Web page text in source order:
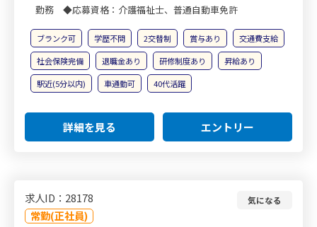
勤務 ◆応募資格：介護福祉士、普通自動車免許
ブランク可 学歴不問 2交替制 賞与あり
交通費支給
社会保険完備
退職金あり 研修制度あり
昇給あり
駅近(5分以内)
車通勤可 40代活躍
詳細を見る エントリー
求人ID：28178
常勤(正社員)
気になる